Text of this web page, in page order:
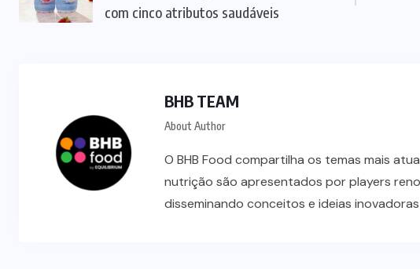
com cinco atributos saudáveis
BHB TEAM
About Author
O BHB Food compartilha os temas mais
nutrição são apresentados por players
disseminando conceitos e ideias